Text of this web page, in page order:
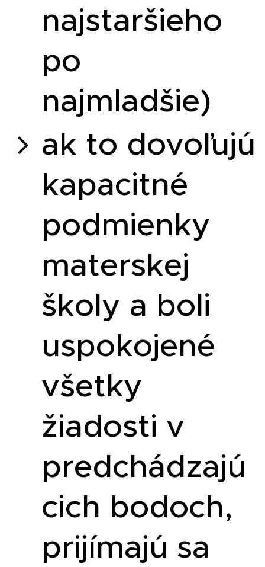
najstaršieho
po
najmladšie)
ak to dovoľujú
kapacitné
podmienky
materskej
školy a boli
uspokojené
všetky
žiadosti v
predchádzajú
cich bodoch,
prijímajú sa